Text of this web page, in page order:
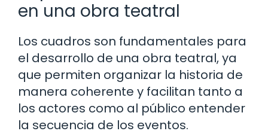
en una obra teatral
Los cuadros son fundamentales para
el desarrollo de una obra teatral, ya
que permiten organizar la historia de
manera coherente y facilitan tanto a
los actores como al público entender
la secuencia de los eventos.